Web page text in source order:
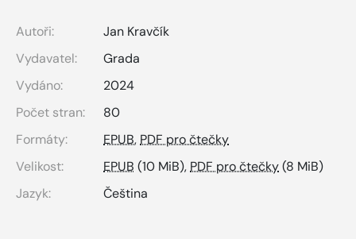
Autoři:
Jan Kravčík
Vydavatel:
Grada
Vydáno:
2024
Počet stran:
80
Formáty:
EPUB, PDF pro čtečky
Velikost:
EPUB (10 MiB), PDF pro čtečky(8 MiB)
Jazyk:
Čeština